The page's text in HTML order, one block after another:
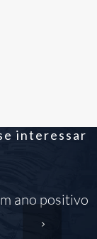
interessar
ano positivo